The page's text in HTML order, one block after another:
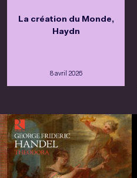
La création du Monde,
Haydn
8 avril 2026